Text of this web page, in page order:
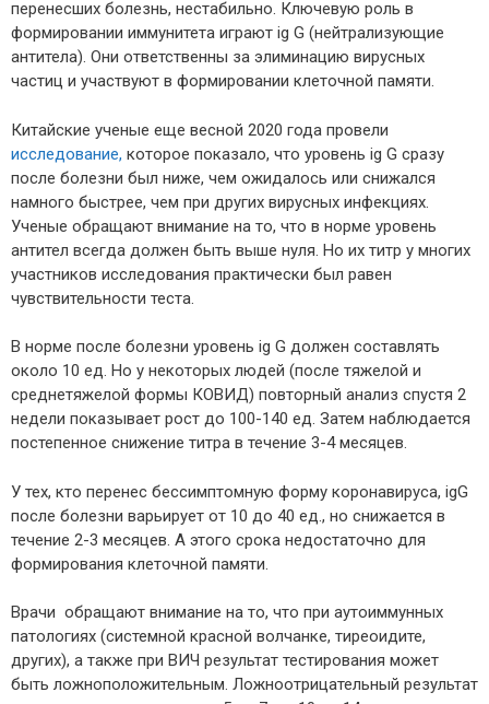
перенесших болезнь, нестабильно. Ключевую роль в
формировании иммунитета играют ig G (нейтрализующие
антитела). Они ответственны за элиминацию вирусных
частиц и участвуют в формировании клеточной памяти.
Китайские ученые еще весной 2020 года провели
исследование, которое показало, что уровень ig G сразу
после болезни был ниже, чем ожидалось или снижался
намного быстрее, чем при других вирусных инфекциях.
Ученые обращают внимание на то, что в норме уровень
антител всегда должен быть выше нуля. Но их титр у многих
участников исследования практически был равен
чувствительности теста.
В норме после болезни уровень ig G должен составлять
около 10 ед. Но у некоторых людей (после тяжелой и
среднетяжелой формы КОВИД) повторный анализ спустя 2
недели показывает рост до 100-140 ед. Затем наблюдается
постепенное снижение титра в течение 3-4 месяцев.
У тех, кто перенес бессимптомную форму коронавируса, igG
после болезни варьирует от 10 до 40 ед., но снижается в
течение 2-3 месяцев. А этого срока недостаточно для
формирования клеточной памяти.
Врачи обращают внимание на то, что при аутоиммунных
патологиях (системной красной волчанке, тиреоидите,
других), а также при ВИЧ результат тестирования может
быть ложноположительным. Ложноотрицательный результат